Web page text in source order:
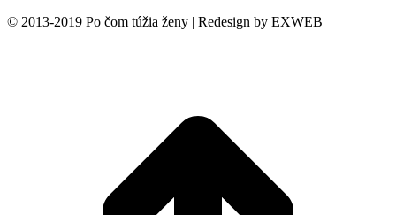
© 2013-2019 Po čom túžia ženy | Redesign by EXWEB